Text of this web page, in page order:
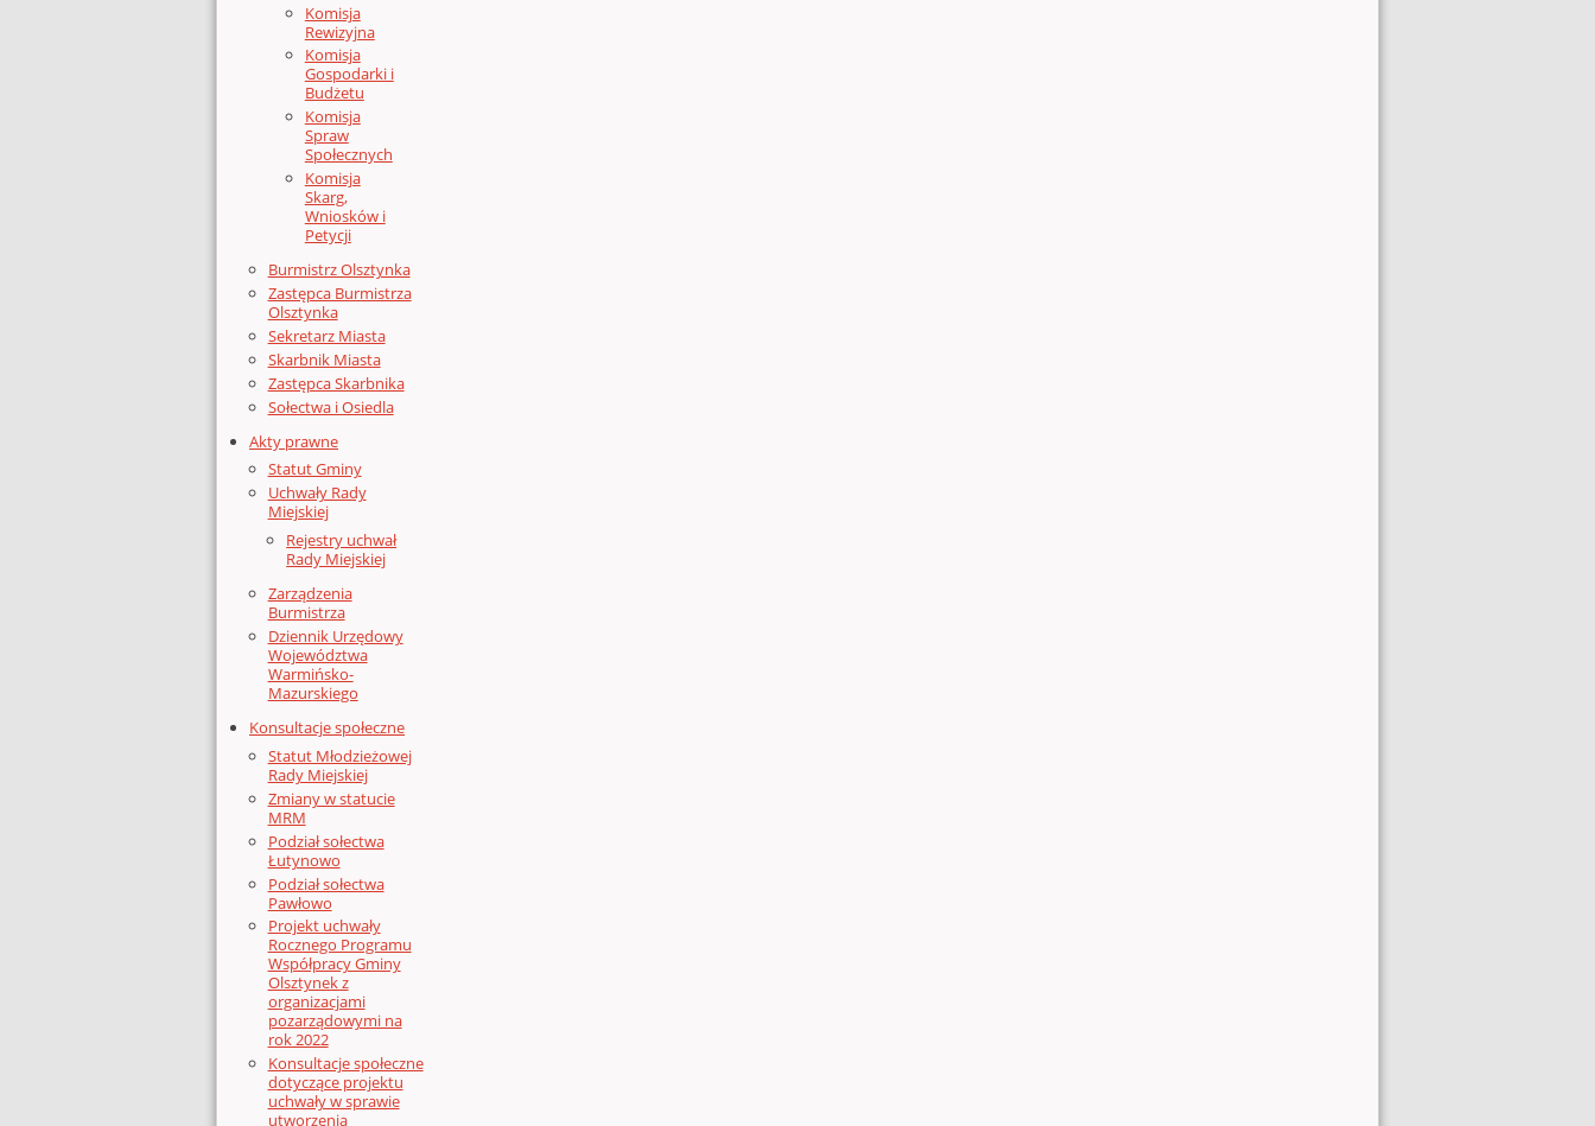
Komisja
Rewizyjna
Komisja
Gospodarki i
Budżetu
Komisja
Spraw
Społecznych
Komisja
Skarg,
Wniosków i
Petycji
Burmistrz Olsztynka
Zastępca Burmistrza
Olsztynka
Sekretarz Miasta
Skarbnik Miasta
Zastępca Skarbnika
Sołectwa i Osiedla
Akty prawne
Statut Gminy
Uchwały Rady
Miejskiej
Rejestry uchwał
Rady Miejskiej
Zarządzenia
Burmistrza
Dziennik Urzędowy
Województwa
Warmińsko-
Mazurskiego
Konsultacje społeczne
Statut Młodzieżowej
Rady Miejskiej
Zmiany w statucie
MRM
Podział sołectwa
Łutynowo
Podział sołectwa
Pawłowo
Projekt uchwały
Rocznego Programu
Współpracy Gminy
Olsztynek z
organizacjami
pozarządowymi na
rok 2022
Konsultacje społeczne
dotyczące projektu
uchwały w sprawie
utworzenia